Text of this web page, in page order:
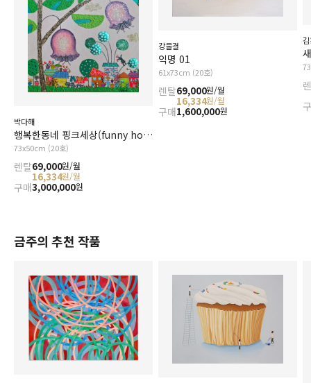
박다해
행복한동네 핑크세상(funny home)
73x50cm (20호)
렌탈69,000원/월
16,334원/월
구매3,000,000원
강물결
익명 01
61x73cm (20호)
렌탈69,000원/월
16,334원/월
구매1,600,000원
금주의 추천 작품